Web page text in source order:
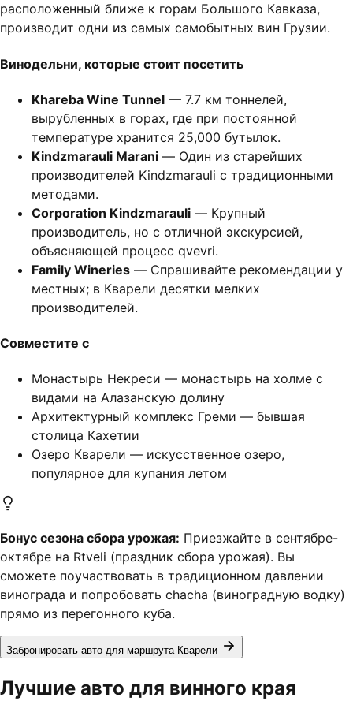
расположенный ближе к горам Большого Кавказа,
производит одни из самых самобытных вин Грузии.
Винодельни, которые стоит посетить
Khareba Wine Tunnel — 7.7 км тоннелей,
вырубленных в горах, где при постоянной
температуре хранится 25,000 бутылок.
Kindzmarauli Marani — Один из старейших
производителей Kindzmarauli с традиционными
методами.
Corporation Kindzmarauli — Крупный
производитель, но с отличной экскурсией,
объясняющей процесс qvevri.
Family Wineries — Спрашивайте рекомендации у
местных; в Кварели десятки мелких
производителей.
Совместите с
Монастырь Некреси — монастырь на холме с
видами на Алазанскую долину
Архитектурный комплекс Греми — бывшая
столица Кахетии
Озеро Кварели — искусственное озеро,
популярное для купания летом
Бонус сезона сбора урожая: Приезжайте в сентябре-
октябре на Rtveli (праздник сбора урожая). Вы
сможете поучаствовать в традиционном давлении
винограда и попробовать chacha (виноградную водку)
прямо из перегонного куба.
Забронировать авто для маршрута Кварели
Лучшие авто для винного края